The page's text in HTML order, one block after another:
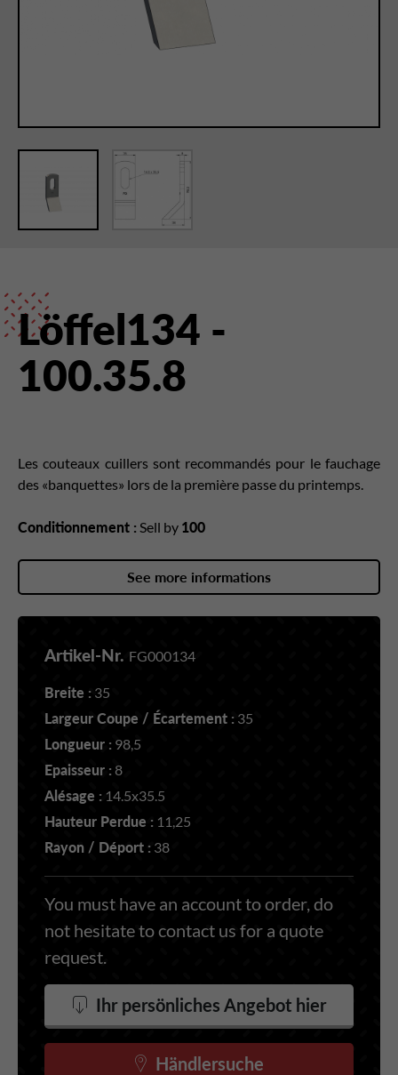
Löffel134 -
100.35.8
Les couteaux cuillers sont recommandés pour le fauchage
des «banquettes» lors de la première passe du printemps.
Conditionnement : Sell by 100
See more informations
Artikel-Nr. FG000134
Breite : 35
Largeur Coupe / Écartement : 35
Longueur : 98,5
Epaisseur : 8
Alésage : 14.5x35.5
Hauteur Perdue : 11,25
Rayon / Déport : 38
You must have an account to order, do
not hesitate to contact us for a quote
request.
Ihr persönliches Angebot hier
Händlersuche